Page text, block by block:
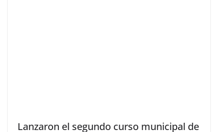
Lanzaron el segundo curso municipal de